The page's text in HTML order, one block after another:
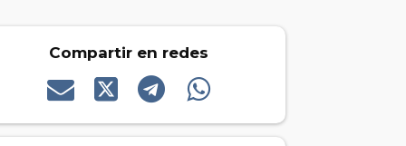
Compartir en redes